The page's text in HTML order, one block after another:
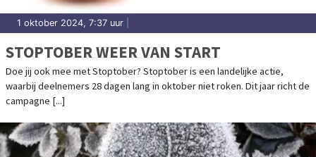
1 oktober 2024, 7:37 uur
STOPTOBER WEER VAN START
Doe jij ook mee met Stoptober? Stoptober is een landelijke actie,
waarbij deelnemers 28 dagen lang in oktober niet roken. Dit jaar richt de
campagne [...]